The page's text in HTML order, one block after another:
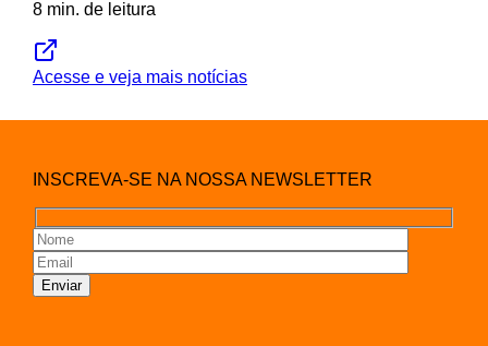
8 min. de leitura
Acesse e veja mais notícias
INSCREVA-SE NA NOSSA NEWSLETTER